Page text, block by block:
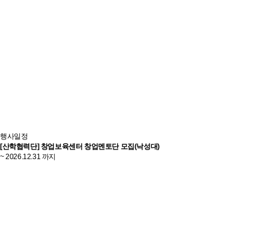
행사일정
[산학협력단] 창업보육센터 창업멘토단 모집(낙성대)
~ 2026.12.31 까지